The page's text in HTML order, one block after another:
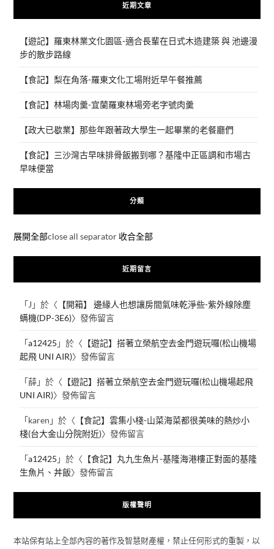
近期文章
【遊記】羅東林業文化園區-適合長輩在日式木造建築 與 池邊漫
步的散步路線
【食記】梨在角落-羅東文化工場附近早午餐推薦
【食記】林場肉羹-宜蘭羅東林場旁老字號肉羹
【政大已歇業】那些年跟著政大學生一起畢業的老餐廳們
【食記】三沙灣古早味排骨飯搬到哪？基隆中正區調和市場古
早味便當
分類
展開全部close all separator 收合全部
近期留言
「J 」於〈 【開箱】 邊緣人也想讓房間氣味乾淨些-紫外線除塵
螨機(DP-3E6)〉發佈留言
「a12425 」於〈 【遊記】搭著立榮航空去金門遊玩囉(松山機場
起飛 UNI AIR)〉發佈留言
「薛」於〈 【遊記】搭著立榮航空去金門遊玩囉(松山機場起飛
UNI AIR)〉發佈留言
「karen 」於〈 【食記】雲集小棧-山菜海菜都很美味的熱炒小
棧(台大金山分院附近)〉發佈留言
「a12425 」於〈 【食記】丸九生魚片-基隆海港樓正對面的基隆
生魚片、丼飯〉發佈留言
版權聲明
本站保有站上全部內容的著作及智慧財產權，禁止任何形式的重製，以